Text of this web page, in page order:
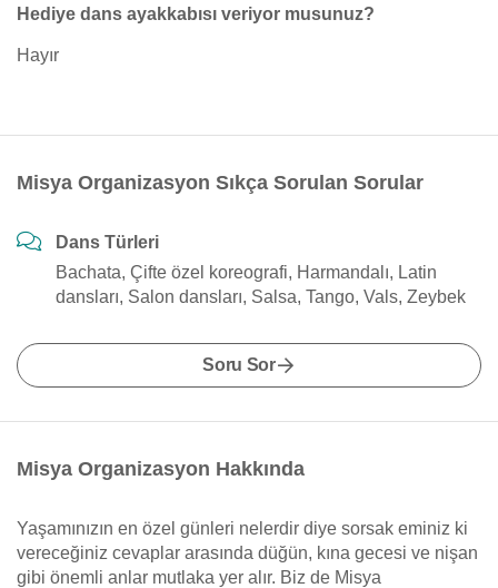
Hediye dans ayakkabısı veriyor musunuz?
Hayır
Misya Organizasyon Sıkça Sorulan Sorular
Dans Türleri
Bachata, Çifte özel koreografi, Harmandalı, Latin
dansları, Salon dansları, Salsa, Tango, Vals, Zeybek
Soru Sor
Misya Organizasyon Hakkında
Yaşamınızın en özel günleri nelerdir diye sorsak eminiz ki
vereceğiniz cevaplar arasında düğün, kına gecesi ve nişan
gibi önemli anlar mutlaka yer alır. Biz de Misya